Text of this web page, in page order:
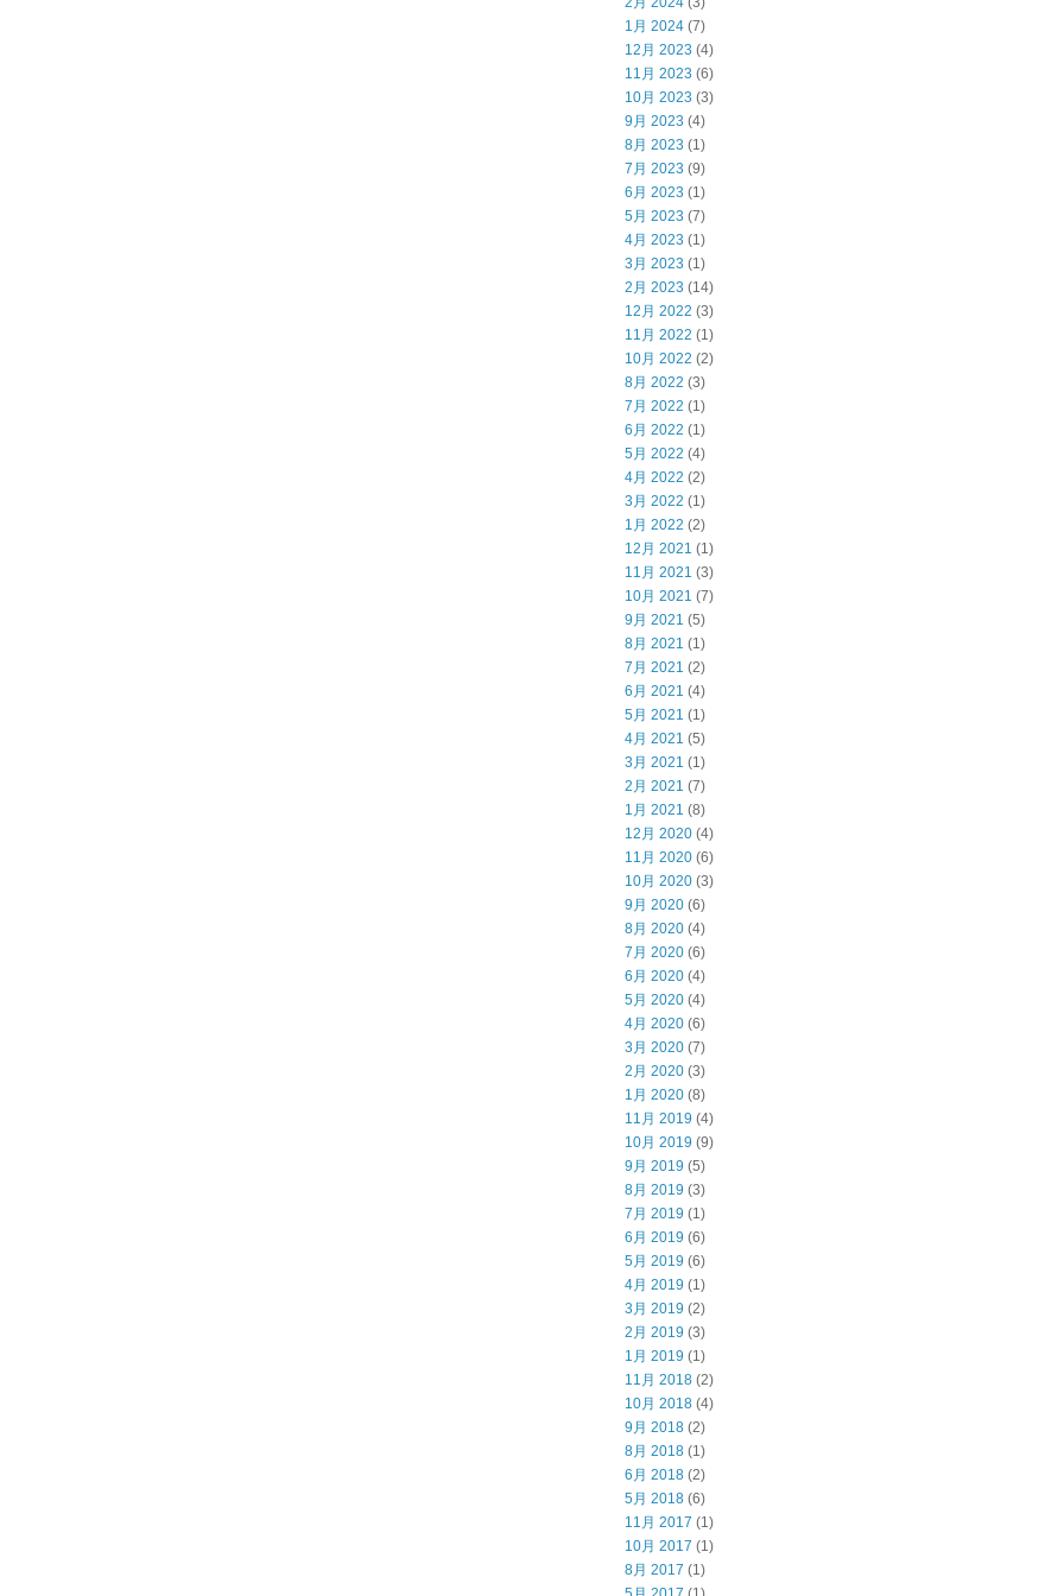
1月 2024 (7)
12月 2023 (4)
11月 2023 (6)
10月 2023 (3)
9月 2023 (4)
8月 2023 (1)
7月 2023 (9)
6月 2023 (1)
5月 2023 (7)
4月 2023 (1)
3月 2023 (1)
2月 2023 (14)
12月 2022 (3)
11月 2022 (1)
10月 2022 (2)
8月 2022 (3)
7月 2022 (1)
6月 2022 (1)
5月 2022 (4)
4月 2022 (2)
3月 2022 (1)
1月 2022 (2)
12月 2021 (1)
11月 2021 (3)
10月 2021 (7)
9月 2021 (5)
8月 2021 (1)
7月 2021 (2)
6月 2021 (4)
5月 2021 (1)
4月 2021 (5)
3月 2021 (1)
2月 2021 (7)
1月 2021 (8)
12月 2020 (4)
11月 2020 (6)
10月 2020 (3)
9月 2020 (6)
8月 2020 (4)
7月 2020 (6)
6月 2020 (4)
5月 2020 (4)
4月 2020 (6)
3月 2020 (7)
2月 2020 (3)
1月 2020 (8)
11月 2019 (4)
10月 2019 (9)
9月 2019 (5)
8月 2019 (3)
7月 2019 (1)
6月 2019 (6)
5月 2019 (6)
4月 2019 (1)
3月 2019 (2)
2月 2019 (3)
1月 2019 (1)
11月 2018 (2)
10月 2018 (4)
9月 2018 (2)
8月 2018 (1)
6月 2018 (2)
5月 2018 (6)
11月 2017 (1)
10月 2017 (1)
8月 2017 (1)